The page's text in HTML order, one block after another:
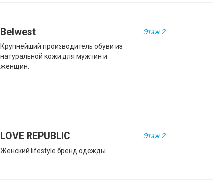
Belwest
Крупнейший производитель обуви из
натуральной кожи для мужчин и
женщин.
Этаж 2
LOVE REPUBLIC
Женский lifestyle бренд одежды.
Этаж 2